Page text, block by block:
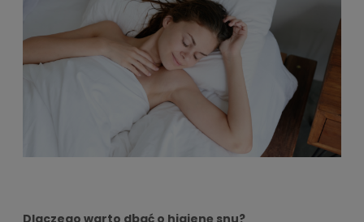
Dlaczego warto dbać o higienę snu?